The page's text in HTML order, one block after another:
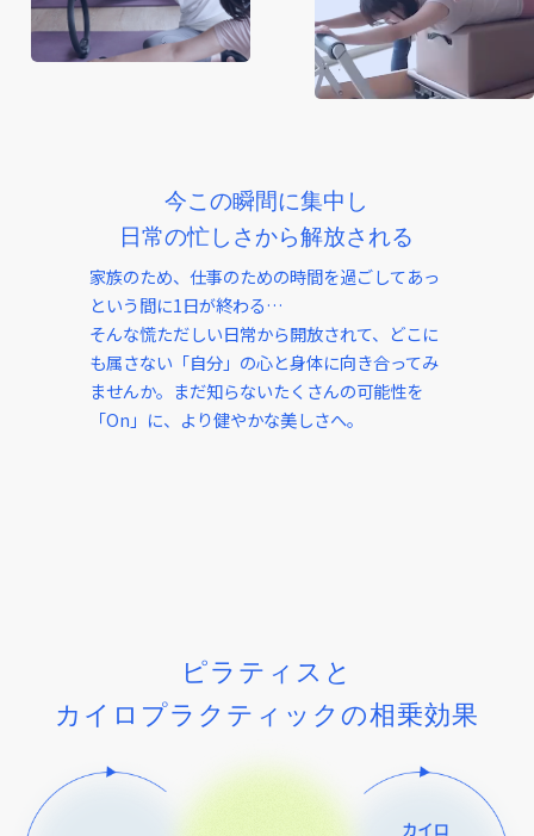
今この瞬間に集中し
日常の忙しさから解放される
家族のため、仕事のための時間を過ごしてあっ
という間に1日が終わる…
そんな慌ただしい日常から開放されて、どこに
も属さない「自分」の心と身体に向き合ってみ
ませんか。まだ知らないたくさんの可能性を
「On」に、より健やかな美しさへ。
ピラティスと
カイロプラクティックの相乗効果